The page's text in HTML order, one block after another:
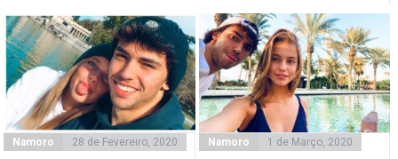
Namoro 28 de Fevereiro, 2020 Namoro 1 de Março, 2020